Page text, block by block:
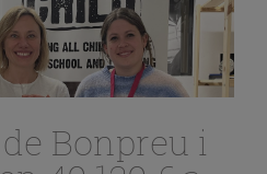
Bonpreu i